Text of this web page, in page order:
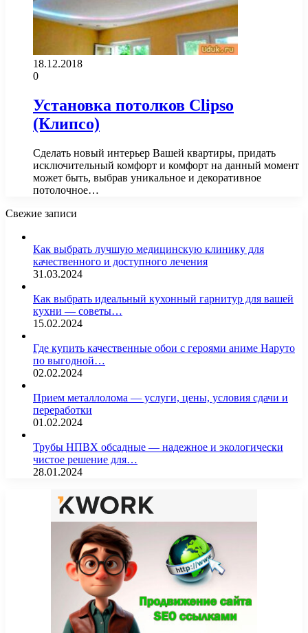
18.12.2018
0
Установка потолков Clipso
(Клипсо)
Сделать новый интерьер Вашей квартиры, придать
исключительный комфорт и комфорт на данный момент
может быть, выбрав уникальное и декоративное
потолочное…
Свежие записи
Как выбрать лучшую медицинскую клинику для
качественного и доступного лечения
31.03.2024
Как выбрать идеальный кухонный гарнитур для вашей
кухни — советы…
15.02.2024
Где купить качественные обои с героями аниме Наруто
по выгодной…
02.02.2024
Прием металлолома — услуги, цены, условия сдачи и
переработки
01.02.2024
Трубы НПВХ обсадные — надежное и экологически
чистое решение для…
28.01.2024